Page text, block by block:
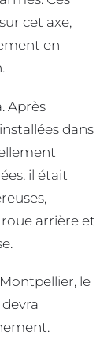
cet axe,
en
Après
dans
il était
arrière et
le